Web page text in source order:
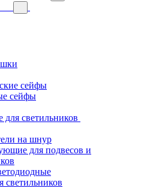
сейфы
сейфы
светильников
на шнур
для подвесов и
светильников